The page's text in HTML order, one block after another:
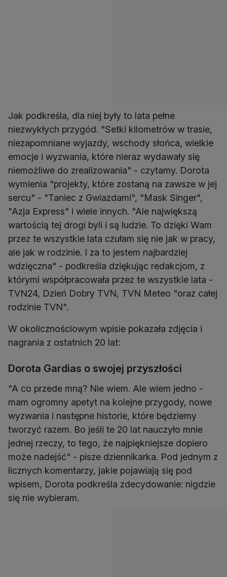
Jak podkreśla, dla niej były to lata pełne
niezwykłych przygód. "Setki kilometrów w trasie,
niezapomniane wyjazdy, wschody słońca, wielkie
emocje i wyzwania, które nieraz wydawały się
niemożliwe do zrealizowania" - czytamy. Dorota
wymienia "projekty, które zostaną na zawsze w jej
sercu" - "Taniec z Gwiazdami", "Mask Singer",
"Azja Express" i wiele innych. "Ale największą
wartością tej drogi byli i są ludzie. To dzięki Wam
przez te wszystkie lata czułam się nie jak w pracy,
ale jak w rodzinie. I za to jestem najbardziej
wdzięczna" - podkreśla dziękując redakcjom, z
którymi współpracowała przez te wszystkie lata -
TVN24, Dzień Dobry TVN, TVN Meteo "oraz całej
rodzinie TVN".
W okolicznościowym wpisie pokazała zdjęcia i
nagrania z ostatnich 20 lat:
Dorota Gardias o swojej przyszłości
"A co przede mną? Nie wiem. Ale wiem jedno -
mam ogromny apetyt na kolejne przygody, nowe
wyzwania i następne historie, które będziemy
tworzyć razem. Bo jeśli te 20 lat nauczyło mnie
jednej rzeczy, to tego, że najpiękniejsze dopiero
może nadejść" - pisze dziennikarka. Pod jednym z
licznych komentarzy, jakie pojawiają się pod
wpisem, Dorota podkreśla zdecydowanie: nigdzie
się nie wybieram.